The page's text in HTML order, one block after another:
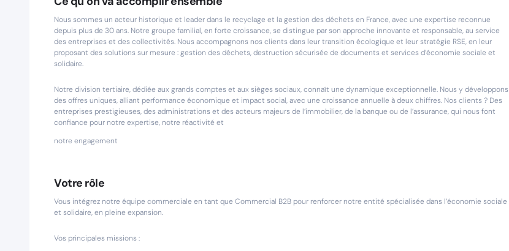
Nous sommes un acteur historique et leader dans le recyclage et la gestion des déchets en France, avec une expertise reconnue
depuis plus de 30 ans. Notre groupe familial, en forte croissance, se distingue par son approche innovante et responsable, au service
des entreprises et des collectivités. Nous accompagnons nos clients dans leur transition écologique et leur stratégie RSE, en leur
proposant des solutions sur mesure : gestion des déchets, destruction sécurisée de documents et services d’économie sociale et
solidaire.
Notre division tertiaire, dédiée aux grands comptes et aux sièges sociaux, connaît une dynamique exceptionnelle. Nous y développons
des offres uniques, alliant performance économique et impact social, avec une croissance annuelle à deux chiffres. Nos clients ? Des
entreprises prestigieuses, des administrations et des acteurs majeurs de l’immobilier, de la banque ou de l’assurance, qui nous font
confiance pour notre expertise, notre réactivité et
notre engagement
Votre rôle
Vous intégrez notre équipe commerciale en tant que Commercial B2B pour renforcer notre entité spécialisée dans l’économie sociale
et solidaire, en pleine expansion.
Vos principales missions :